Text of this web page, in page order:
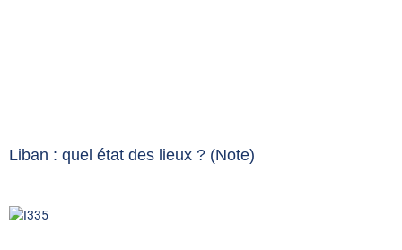
Liban : quel état des lieux ? (Note)